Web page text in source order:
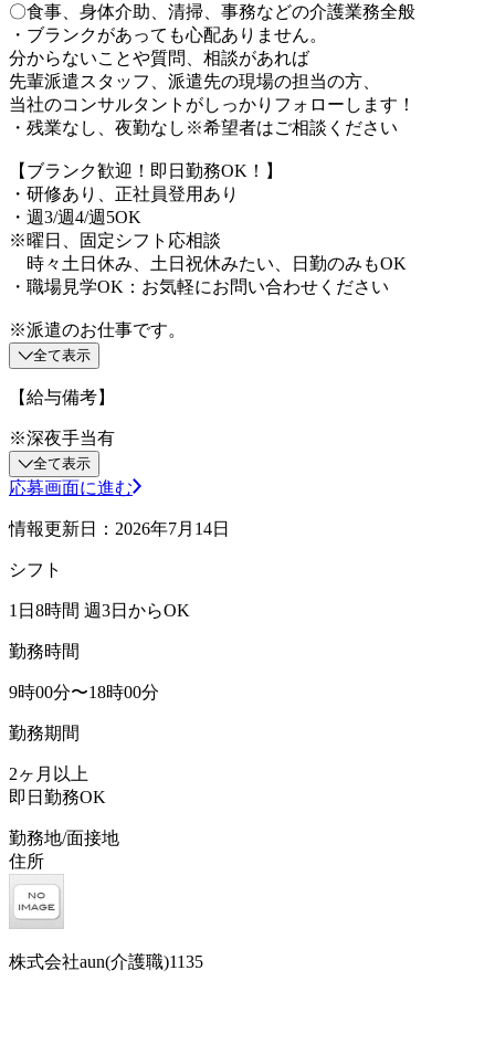
〇食事、身体介助、清掃、事務などの介護業務全般
・ブランクがあっても心配ありません。
分からないことや質問、相談があれば
先輩派遣スタッフ、派遣先の現場の担当の方、
当社のコンサルタントがしっかりフォローします！
・残業なし、夜勤なし※希望者はご相談ください
【ブランク歓迎！即日勤務OK！】
・研修あり、正社員登用あり
・週3/週4/週5OK
※曜日、固定シフト応相談
時々土日休み、土日祝休みたい、日勤のみもOK
・職場見学OK：お気軽にお問い合わせください
※派遣のお仕事です。
全て表示
【給与備考】
※深夜手当有
全て表示
応募画面に進む
情報更新日：2026年7月14日
シフト
1日8時間 週3日からOK
勤務時間
9時00分〜18時00分
勤務期間
2ヶ月以上
即日勤務OK
勤務地/面接地
住所
株式会社aun(介護職)1135